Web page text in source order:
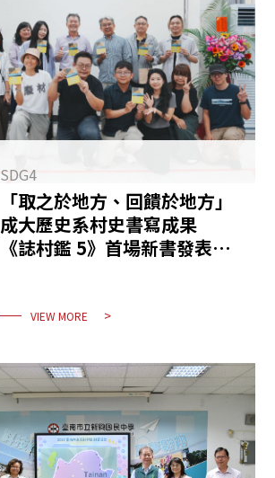
SDG4
「取之於地方、回饋於地方」
成大歷史系村史書寫成果
《誌村鑑 5》首場新書發表會
VIEW MORE